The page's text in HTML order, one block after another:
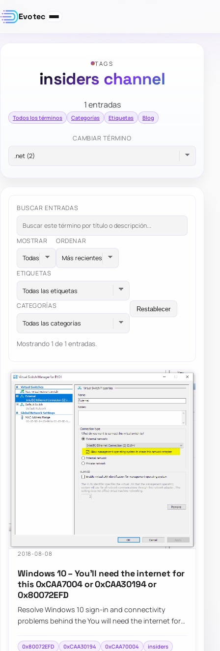
Evotec
TAGS
insiders channel
1 entradas
Todos los términos Categorías Etiquetas Blog
CAMBIAR TÉRMINO
BUSCAR ENTRADAS
MOSTRAR ORDENAR
ETIQUETAS
Todas las etiquetas
CATEGORÍAS
Todas las categorías
Restablecer
Mostrando 1 de 1 entradas.
2018-08-08
Windows 10 – You’ll need the internet for
this 0xCAA7004 or 0xCAA30194 or
0x80072EFD
Resolve Windows 10 sign-in and connectivity
problems behind the You will need the internet for
0x80072EFD 0xCAA30194 0xCAA70004
insiders